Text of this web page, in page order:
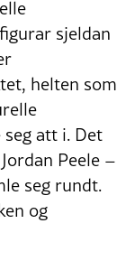
sjeldan
helten som
seg att i. Det
Peele –
seg rundt.
og